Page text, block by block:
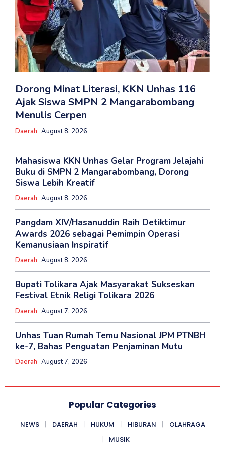
Dorong Minat Literasi, KKN Unhas 116
Ajak Siswa SMPN 2 Mangarabombang
Menulis Cerpen
Daerah August 8, 2026
Mahasiswa KKN Unhas Gelar Program Jelajahi
Buku di SMPN 2 Mangarabombang, Dorong
Siswa Lebih Kreatif
Daerah August 8, 2026
Pangdam XIV/Hasanuddin Raih Detiktimur
Awards 2026 sebagai Pemimpin Operasi
Kemanusiaan Inspiratif
Daerah August 8, 2026
Bupati Tolikara Ajak Masyarakat Sukseskan
Festival Etnik Religi Tolikara 2026
Daerah August 7, 2026
Unhas Tuan Rumah Temu Nasional JPM PTNBH
ke-7, Bahas Penguatan Penjaminan Mutu
Daerah August 7, 2026
Popular Categories
NEWS DAERAH HUKUM HIBURAN
OLAHRAGA
MUSIK